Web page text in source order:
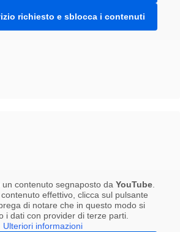
richiesto e sblocca i contenuti
un contenuto segnaposto da YouTube
effettivo, clicca sul pulsante
di notare che in questo modo si
i dati con provider di terze parti.
Ulteriori informazioni